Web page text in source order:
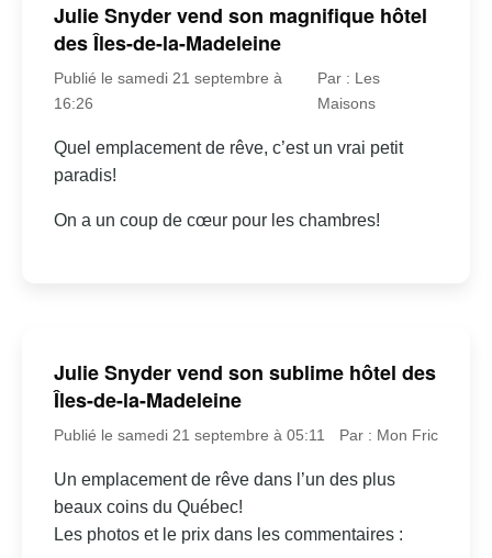
Julie Snyder vend son magnifique hôtel
des Îles-de-la-Madeleine
Publié le samedi 21 septembre à
16:26
Par : Les
Maisons
Quel emplacement de rêve, c’est un vrai petit
paradis!
On a un coup de cœur pour les chambres!
Julie Snyder vend son sublime hôtel des
Îles-de-la-Madeleine
Publié le samedi 21 septembre à 05:11 Par : Mon Fric
Un emplacement de rêve dans l’un des plus
beaux coins du Québec!
Les photos et le prix dans les commentaires :